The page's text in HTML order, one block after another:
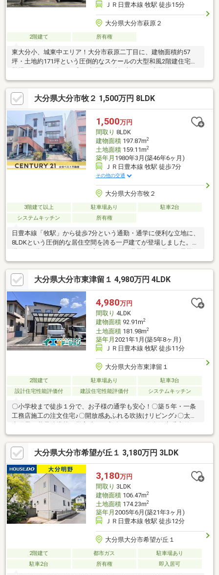
ＪＲ日豊本線 牧駅 徒歩15分
大分県大分市萩原２
2階建て 所有権
東大分小、城東中エリア！大分市萩原二丁目に、建物面積約57
坪・土地約171坪という圧倒的なスケールの大型和風2階建住宅が
は、まさに「邸宅」と呼ぶにふさわしい存在感です。東大分小学
校まで徒歩約5分、城東中学校まで徒歩約13分と通学に便利。サ
ンリブBUONO萩原店まで徒歩約6分、スーパー・コンビニも徒歩
約10分以内とあらゆる施設が徒歩圏内に揃う好立地です。物件は
現在居住中のため、ご案内の際は事前にご予約をお願いいたしま
す。土日祝日も営業中！
大分県大分市牧２ 1,500万円 8LDK
1,500万円
間取り 8LDK
建物面積197.87m2
土地面積159.11m2
築年月 1980年3月(築46年6ヶ月)
ＪＲ日豊本線 牧駅 徒歩7分
その他の交通
大分県大分市牧２
3階建て以上 駐車場あり
駐車2台
システムキッチン
所有権
日豊本線「牧駅」から徒歩7分という通勤・通学に便利な立地に、
8LDKという圧倒的な居住空間を誇る一戸建てが登場しました。1
成長に合わせた部屋割りも無理なく実現。18帖以上のLDKは開放
的な設計で、家族が自然と集まるあたたかい時間を演出します。
南向きで日当たり良好です。駐車場は2台分確保でき、車をお使い
のご家族にも安心です。近隣には東大分小学校・城東中学校もあ
り、子育て環境も申し分ありません。是非お気軽にお問い合わせ
ください♪
大分県大分市東津留１ 4,980万円 4LDK
4,980万円
間取り 4LDK
建物面積92.91m2
土地面積181.98m2
築年月 2021年1月(築5年8ヶ月)
ＪＲ日豊本線 牧駅 徒歩11分
大分県大分市東津留１
2階建て 駐車場あり
駐車3台
設計住宅性能評価付
建設住宅性能評価付 システムキッチン
〇小学校まで徒歩１分で、お子様の通学も安心！〇築５年・一条
工務店施工の注文住宅♪〇開放感あふれる吹抜けリビング♪〇太陽
で寒い季節も快適♪〇高気密・高断熱仕様で一年を通して過ごしや
すいです！
大分県大分市希望が丘１ 3,180万円 3LDK
3,180万円
間取り 3LDK
建物面積106.47m2
土地面積174.23m2
築年月 2005年6月(築21年3ヶ月)
ＪＲ日豊本線 牧駅 徒歩12分
大分県大分市希望が丘１
2階建て 都市ガス
駐車場あり
駐車2台
所有権 即入居可